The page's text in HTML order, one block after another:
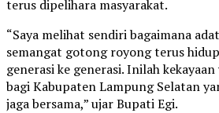
terus dipelihara masyarakat.
“Saya melihat sendiri bagaimana
semangat gotong royong terus
generasi ke generasi. Inilah
bagi Kabupaten Lampung Selatan
jaga bersama,” ujar Bupati Egi.